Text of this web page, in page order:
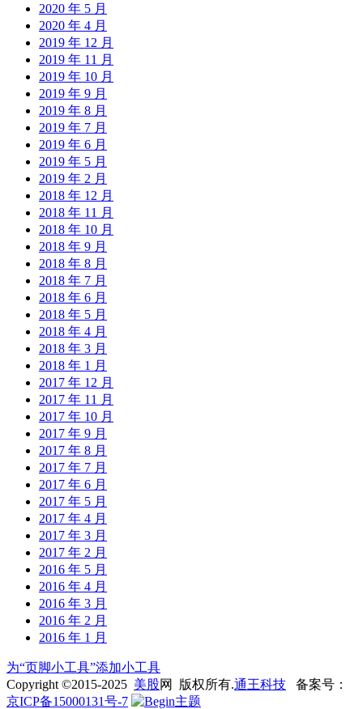
2020 年 5 月
2020 年 4 月
2019 年 12 月
2019 年 11 月
2019 年 10 月
2019 年 9 月
2019 年 8 月
2019 年 7 月
2019 年 6 月
2019 年 5 月
2019 年 2 月
2018 年 12 月
2018 年 11 月
2018 年 10 月
2018 年 9 月
2018 年 8 月
2018 年 7 月
2018 年 6 月
2018 年 5 月
2018 年 4 月
2018 年 3 月
2018 年 1 月
2017 年 12 月
2017 年 11 月
2017 年 10 月
2017 年 9 月
2017 年 8 月
2017 年 7 月
2017 年 6 月
2017 年 5 月
2017 年 4 月
2017 年 3 月
2017 年 2 月
2016 年 5 月
2016 年 4 月
2016 年 3 月
2016 年 2 月
2016 年 1 月
为“页脚小工具”添加小工具
Copyright ©2015-2025 美股网 版权所有.通王科技 备案号：
京ICP备15000131号-7